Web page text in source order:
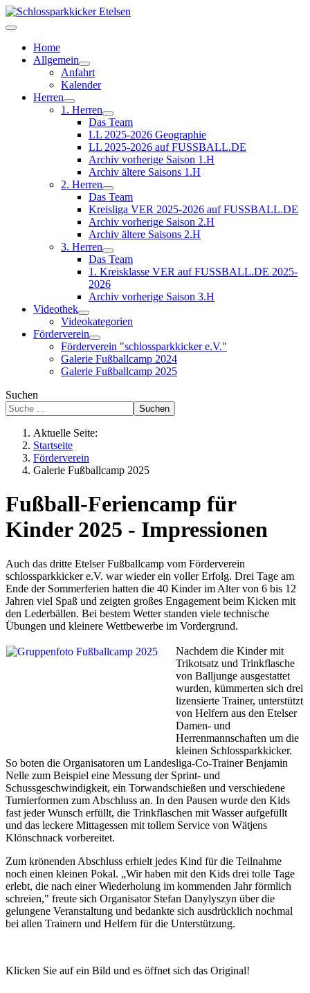
Home
Allgemein
Anfahrt
Kalender
Herren
1. Herren
Das Team
LL 2025-2026 Geographie
LL 2025-2026 auf FUSSBALL.DE
Archiv vorherige Saison 1.H
Archiv ältere Saisons 1.H
2. Herren
Das Team
Kreisliga VER 2025-2026 auf FUSSBALL.DE
Archiv vorherige Saison 2.H
Archiv ältere Saisons 2.H
3. Herren
Das Team
1. Kreisklasse VER auf FUSSBALL.DE 2025-
2026
Archiv vorherige Saison 3.H
Videothek
Videokategorien
Förderverein
Förderverein "schlossparkkicker e.V."
Galerie Fußballcamp 2024
Galerie Fußballcamp 2025
Suchen
Suchen
Aktuelle Seite:
Startseite
Förderverein
Galerie Fußballcamp 2025
Fußball-Feriencamp für
Kinder 2025 - Impressionen
Auch das dritte Etelser Fußballcamp vom Förderverein
schlossparkkicker e.V. war wieder ein voller Erfolg. Drei Tage am
Ende der Sommerferien hatten die 40 Kinder im Alter von 6 bis 12
Jahren viel Spaß und zeigten großes Engagement beim Kicken mit
den Lederbällen. Bei bestem Wetter standen viele technische
Übungen und kleinere Wettbewerbe im Vordergrund.
Nachdem die Kinder mit
Trikotsatz und Trinkflasche
von Balljunge ausgestattet
wurden, kümmerten sich drei
lizensierte Trainer, unterstützt
von Helfern aus den Etelser
Damen- und
Herrenmannschaften um die
kleinen Schlossparkkicker.
So boten die Organisatoren um Landesliga-Co-Trainer Benjamin
Nelle zum Beispiel eine Messung der Sprint- und
Schussgeschwindigkeit, ein Torwandschießen und verschiedene
Turnierformen zum Abschluss an. In den Pausen wurde den Kids
fast jeder Wunsch erfüllt, die Trinkflaschen mit Wasser aufgefüllt
und das leckere Mittagessen mit tollem Service von Wätjens
Klönschnack vorbereitet.
Zum krönenden Abschluss erhielt jedes Kind für die Teilnahme
noch einen kleinen Pokal. „Wir haben mit den Kids drei tolle Tage
erlebt, die nach einer Wiederholung im kommenden Jahr förmlich
schreien," freute sich Organisator Stefan Danylyszyn über die
gelungene Veranstaltung und bedankte sich ausdrücklich nochmal
bei allen Trainern und Helfern für die Unterstützung.
Klicken Sie auf ein Bild und es öffnet sich das Original!